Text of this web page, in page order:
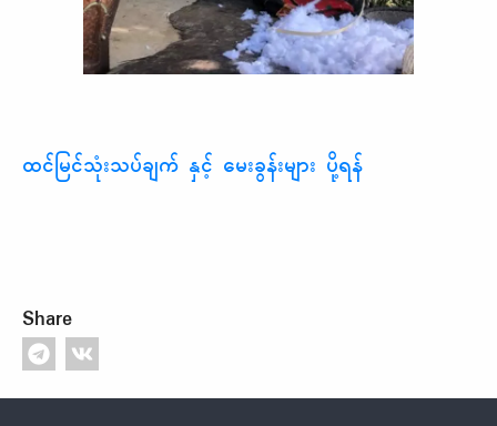
ထင်မြင်သုံးသပ်ချက် နှင့် မေးခွန်းများ ပို့ရန်
Share